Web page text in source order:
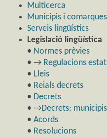
Multicerca
Municipis i
Serveis lingüístics
Legislació lingüística
• Normes prèvies
• → Regulacions
• Lleis
• Reials decrets
• Decrets
• →Decrets: municipis
• Acords
• Resolucions